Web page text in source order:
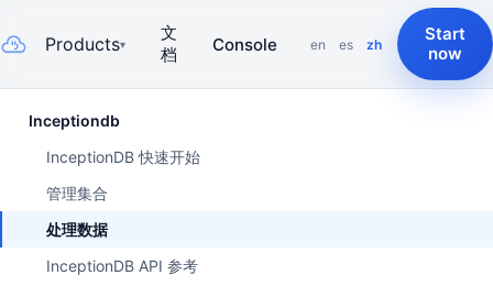
Products▾
文
档
Console en es zh
Start
now
Inceptiondb
InceptionDB 快速开始
管理集合
处理数据
InceptionDB API 参考